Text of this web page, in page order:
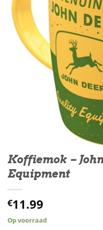
Koffiemok –
Equipment
€11.99
Op voorraad